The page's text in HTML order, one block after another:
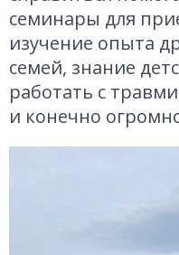
семинары для
изучение опыта
семей, знание
работать с
и конечно